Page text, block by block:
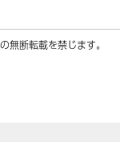
無断転載を禁じます。